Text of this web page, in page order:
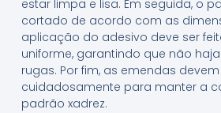
estar limpa e lisa. Em seguida, o
cortado de acordo com as
aplicação do adesivo deve ser
uniforme, garantindo que não
rugas. Por fim, as emendas
cuidadosamente para manter a
padrão xadrez.